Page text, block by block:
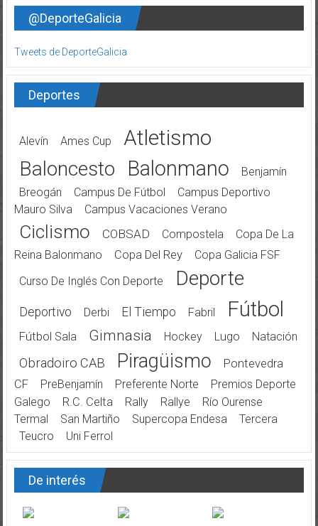
@DeporteGalicia
Tweets de DeporteGalicia
Deportes
Alevín Ames Cup Atletismo
Baloncesto Balonmano
Benjamín
Breogán
Campus De Fútbol
Campus Deportivo
Mauro Silva
Campus Vacaciones Verano
Ciclismo COBSAD Compostela
Copa De La
Reina Balonmano
Copa Del Rey
Copa Galicia FSF
Curso De Inglés Con Deporte
Deporte
Deportivo Derbi El Tiempo Fabril Fútbol
Fútbol Sala Gimnasia Hockey Lugo Natación
Obradoiro CAB Piragüismo
Pontevedra
CF
PreBenjamín Preferente Norte
Premios Deporte
Galego
R.C. Celta Rally Rallye
Río Ourense
Termal
San Martiño Supercopa Endesa
Tercera
Teucro
Uni Ferrol
De interés